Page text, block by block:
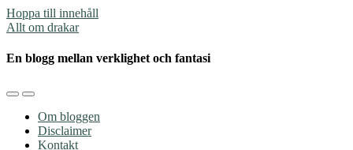
Hoppa till innehåll
Allt om drakar
En blogg mellan verklighet och fantasi
Slå
mobilmenyn
Slå
på/av
sökfältet
Om bloggen
Disclaimer
Kontakt